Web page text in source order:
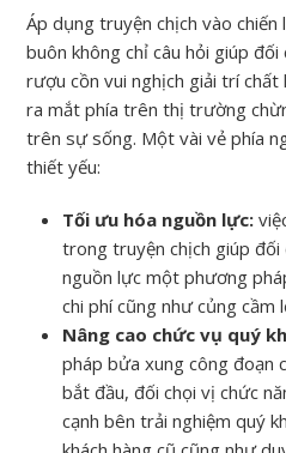
Áp dụng truyện chịch vào chiến
buôn không chỉ câu hỏi giúp
rượu cồn vui nghịch giải trí chất
ra mắt phía trên thị trường
trên sự sống. Một vài vẻ phía
thiết yếu:
Tối ưu hóa nguồn lực:
trong truyện chịch giúp đối
nguồn lực một phương
chi phí cũng như củng cầm
Nâng cao chức vụ quý
pháp bửa xung công đoạn
bắt đầu, đối chọi vị chức
cạnh bên trải nghiệm quý